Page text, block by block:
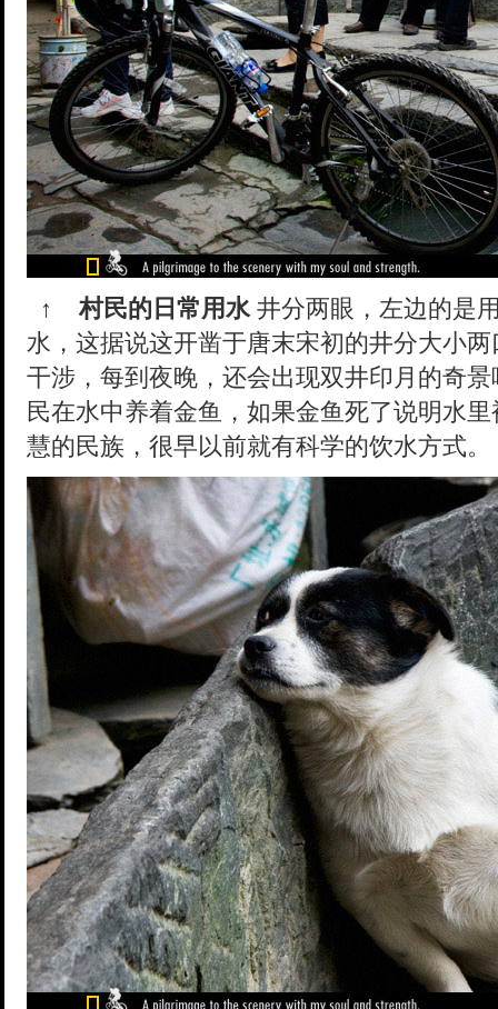
↑ 村民的日常用水井分两眼，左边的是
水，这据说这开凿于唐末宋初的井分大小
干涉，每到夜晚，还会出现双井印月的奇景
民在水中养着金鱼，如果金鱼死了说明水
慧的民族，很早以前就有科学的饮水方式。